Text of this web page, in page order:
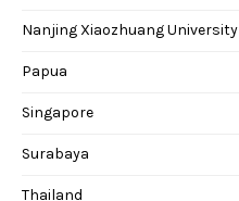
Nanjing Xiaozhuang University
Papua
Singapore
Surabaya
Thailand